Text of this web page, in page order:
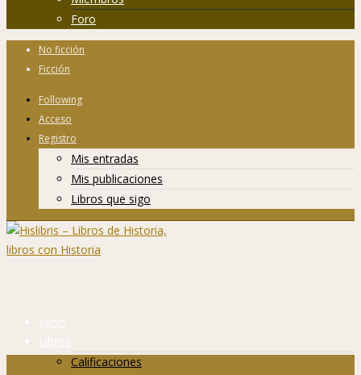
Foro
No ficción
Ficción
Following
Acceso
Registro
Mis entradas
Mis publicaciones
Libros que sigo
Inicio
Libros
Calificaciones